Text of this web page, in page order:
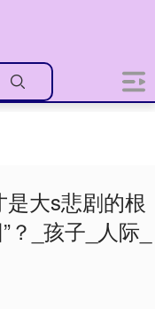
大s悲剧的根
_孩子_人际_